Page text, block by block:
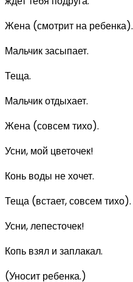
Жена (смотрит на ребенка).
Мальчик засыпает.
Теща.
Мальчик отдыхает.
Жена (совсем тихо).
Усни, мой цветочек!
Конь воды не хочет.
Теща (встает, совсем тихо).
Усни, лепесточек!
Копь взял и заплакал.
(Уносит ребенка.)